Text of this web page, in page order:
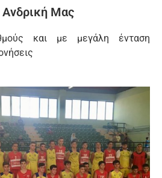
Ανδρική Μας
και με μεγάλη ένταση